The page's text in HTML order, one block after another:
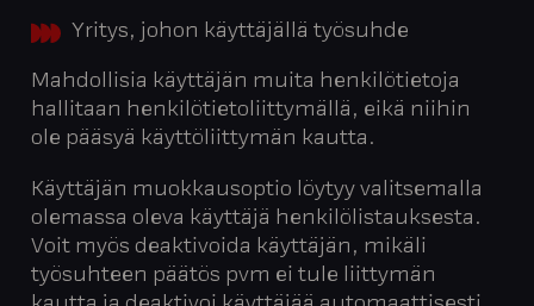
Yritys, johon käyttäjällä työsuhde
Mahdollisia käyttäjän muita henkilötietoja
hallitaan henkilötietoliittymällä, eikä niihin
ole pääsyä käyttöliittymän kautta.
Käyttäjän muokkausoptio löytyy valitsemalla
olemassa oleva käyttäjä henkilölistauksesta.
Voit myös deaktivoida käyttäjän, mikäli
työsuhteen päätös pvm ei tule liittymän